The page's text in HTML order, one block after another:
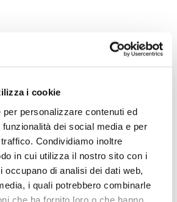
i cookie
personalizzare contenuti ed
dei social media e per
Condividiamo inoltre
in cui utilizza il nostro sito con i
occupano di analisi dei dati web,
i quali potrebbero combinarle
che ha fornito loro o che hanno
Ø 654mm - H 93mm
Potenza e attacco
48W - 3000K - 5671Lm
Dimmerazione
Dimmerabile